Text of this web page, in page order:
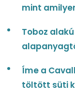
mint
Toboz
Íme a
töltött süti